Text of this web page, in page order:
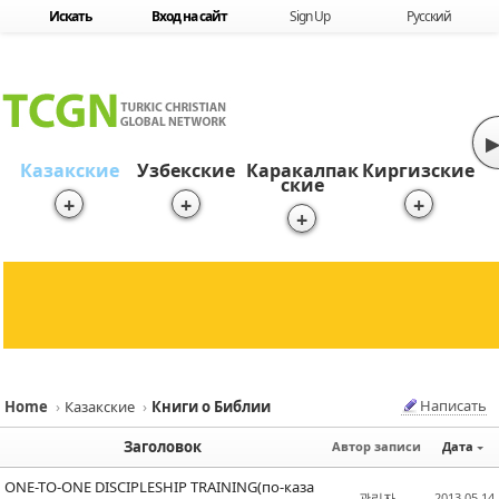
Skip to content
Искать Вход на сайт Sign Up Русский
Казакские
+
Узбекские
+
Каракалпак
ские
+
Киргизские
+
▶
Home › Казакские › Книги о Библии Написать
Заголовок Автор записи Дата
ONE-TO-ONE DISCIPLESHIP TRAINING(по-каза
Sketchbook5, 스케치북5
Sketchbook5, 스케치북5